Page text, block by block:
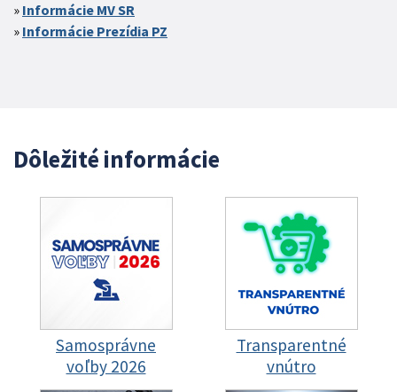
Informácie MV SR
Informácie Prezídia PZ
Dôležité informácie
Samosprávne
voľby 2026
Transparentné
vnútro